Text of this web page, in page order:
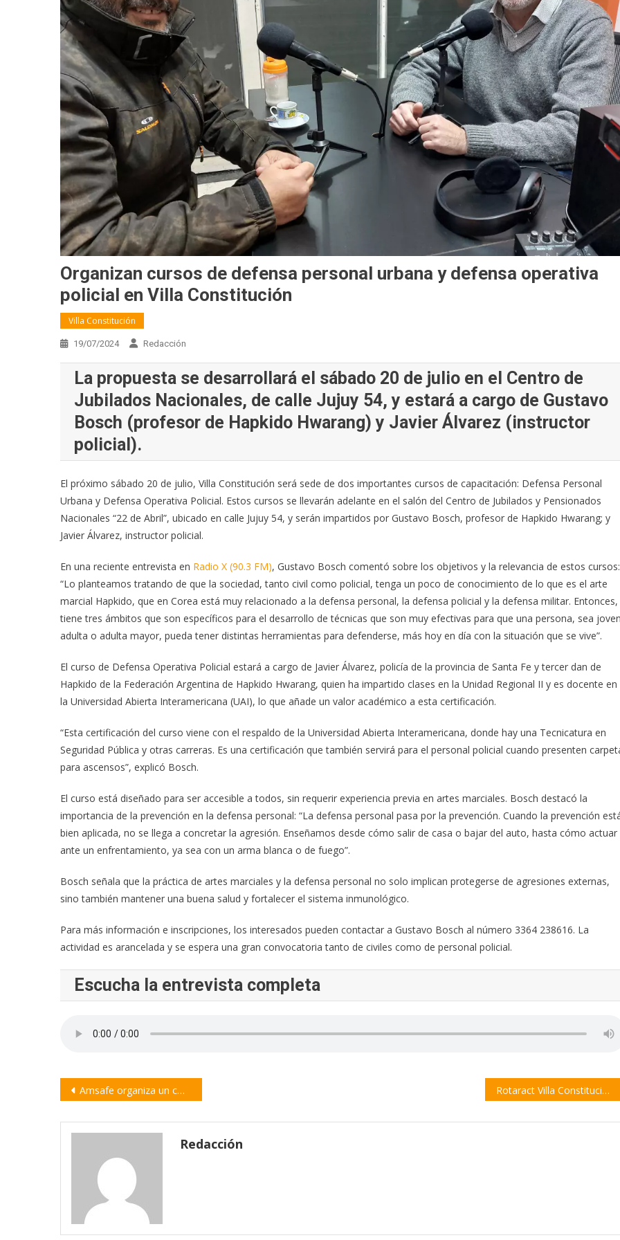
Organizan cursos de defensa personal urbana y defensa operativa
policial en Villa Constitución
Villa Constitución
19/07/2024 Redacción
La propuesta se desarrollará el sábado 20 de julio en el Centro de
Jubilados Nacionales, de calle Jujuy 54, y estará a cargo de Gustavo
Bosch (profesor de Hapkido Hwarang) y Javier Álvarez (instructor
policial).
El próximo sábado 20 de julio, Villa Constitución será sede de dos importantes cursos de capacitación: Defensa Personal
Urbana y Defensa Operativa Policial. Estos cursos se llevarán adelante en el salón del Centro de Jubilados y Pensionados
Nacionales “22 de Abril”, ubicado en calle Jujuy 54, y serán impartidos por Gustavo Bosch, profesor de Hapkido Hwarang; y
Javier Álvarez, instructor policial.
En una reciente entrevista en Radio X (90.3 FM), Gustavo Bosch comentó sobre los objetivos y la relevancia de estos cursos:
“Lo planteamos tratando de que la sociedad, tanto civil como policial, tenga un poco de conocimiento de lo que es el arte
marcial Hapkido, que en Corea está muy relacionado a la defensa personal, la defensa policial y la defensa militar. Entonces,
tiene tres ámbitos que son específicos para el desarrollo de técnicas que son muy efectivas para que una persona, sea
adulta o adulta mayor, pueda tener distintas herramientas para defenderse, más hoy en día con la situación que se vive”.
El curso de Defensa Operativa Policial estará a cargo de Javier Álvarez, policía de la provincia de Santa Fe y tercer dan de
Hapkido de la Federación Argentina de Hapkido Hwarang, quien ha impartido clases en la Unidad Regional II y es docente en
la Universidad Abierta Interamericana (UAI), lo que añade un valor académico a esta certificación.
“Esta certificación del curso viene con el respaldo de la Universidad Abierta Interamericana, donde hay una Tecnicatura en
Seguridad Pública y otras carreras. Es una certificación que también servirá para el personal policial cuando presenten
para ascensos”, explicó Bosch.
El curso está diseñado para ser accesible a todos, sin requerir experiencia previa en artes marciales. Bosch destacó la
importancia de la prevención en la defensa personal: “La defensa personal pasa por la prevención. Cuando la prevención
bien aplicada, no se llega a concretar la agresión. Enseñamos desde cómo salir de casa o bajar del auto, hasta cómo actuar
ante un enfrentamiento, ya sea con un arma blanca o de fuego”.
Bosch señala que la práctica de artes marciales y la defensa personal no solo implican protegerse de agresiones externas,
sino también mantener una buena salud y fortalecer el sistema inmunológico.
Para más información e inscripciones, los interesados pueden contactar a Gustavo Bosch al número 3364 238616. La
actividad es arancelada y se espera una gran convocatoria tanto de civiles como de personal policial.
Escucha la entrevista completa
Navegación
entradas
Amsafe organiza un conversatorio gratuito con Daniel Brailovsky Rotaract Villa Constitución invita a los jóvenes a sumarse al grupo
Redacción